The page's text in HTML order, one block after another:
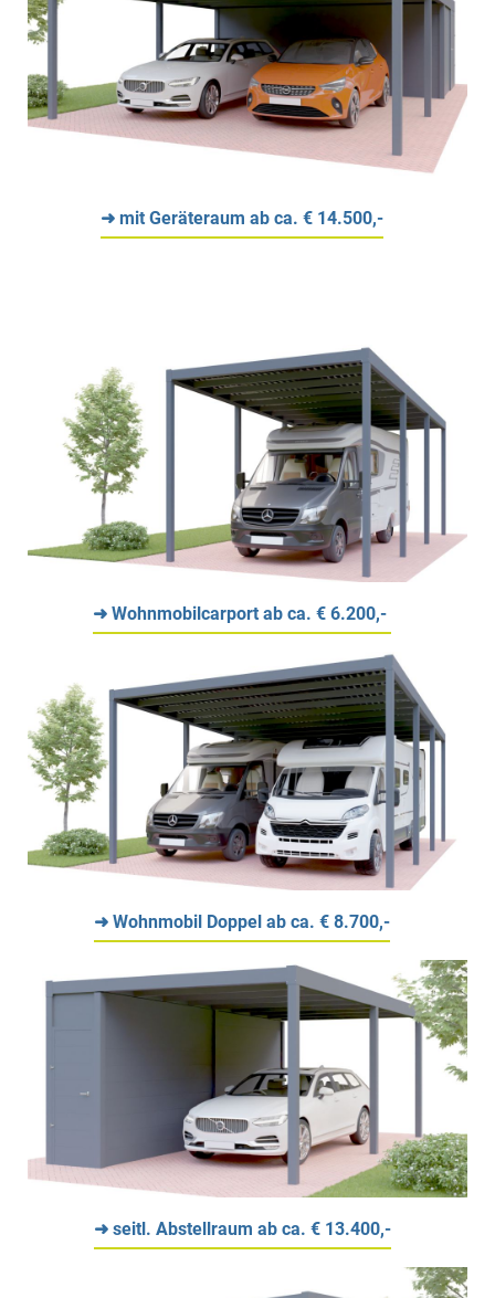
➜ mit Geräteraum ab ca. € 14.500,-
➜ Wohnmobilcarport ab ca. € 6.200,-
➜ Wohnmobil Doppel ab ca. € 8.700,-
➜ seitl. Abstellraum ab ca. € 13.400,-